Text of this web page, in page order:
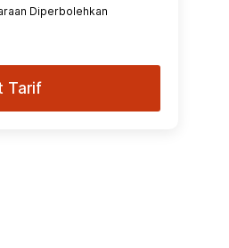
Diperbolehkan
Tarif